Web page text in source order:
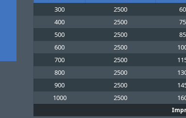
300
2500 60
400
2500 75
500
2500 85
600
2500
700
2500
800
2500
900
2500
1000
2500